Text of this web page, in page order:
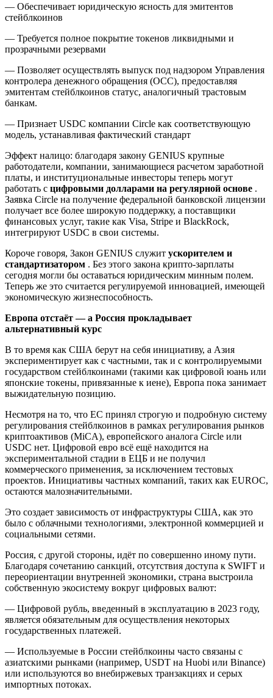
— Обеспечивает юридическую ясность для эмитентов
стейблкоинов
— Требуется полное покрытие токенов ликвидными и
прозрачными резервами
— Позволяет осуществлять выпуск под надзором Управления
контролера денежного обращения (OCC), предоставляя
эмитентам стейблкоинов статус, аналогичный трастовым
банкам.
— Признает USDC компании Circle как соответствующую
модель, устанавливая фактический стандарт
Эффект налицо: благодаря закону GENIUS крупные
работодатели, компании, занимающиеся расчетом заработной
платы, и институциональные инвесторы теперь могут
работать с цифровыми долларами на регулярной основе .
Заявка Circle на получение федеральной банковской лицензии
получает все более широкую поддержку, а поставщики
финансовых услуг, такие как Visa, Stripe и BlackRock,
интегрируют USDC в свои системы.
Короче говоря, Закон GENIUS служит ускорителем и
стандартизатором . Без этого закона крипто-зарплаты
сегодня могли бы оставаться юридическим минным полем.
Теперь же это считается регулируемой инновацией, имеющей
экономическую жизнеспособность.
Европа отстаёт — а Россия прокладывает
альтернативный курс
В то время как США берут на себя инициативу, а Азия
экспериментирует как с частными, так и с контролируемыми
государством стейблкоинами (такими как цифровой юань или
японские токены, привязанные к иене), Европа пока занимает
выжидательную позицию.
Несмотря на то, что ЕС принял строгую и подробную систему
регулирования стейблкоинов в рамках регулирования рынков
криптоактивов (MiCA), европейского аналога Circle или
USDC нет. Цифровой евро всё ещё находится на
экспериментальной стадии в ЕЦБ и не получил
коммерческого применения, за исключением тестовых
проектов. Инициативы частных компаний, таких как EUROC,
остаются малозначительными.
Это создает зависимость от инфраструктуры США, как это
было с облачными технологиями, электронной коммерцией и
социальными сетями.
Россия, с другой стороны, идёт по совершенно иному пути.
Благодаря сочетанию санкций, отсутствия доступа к SWIFT и
переориентации внутренней экономики, страна выстроила
собственную экосистему вокруг цифровых валют:
— Цифровой рубль, введенный в эксплуатацию в 2023 году,
является обязательным для осуществления некоторых
государственных платежей.
— Используемые в России стейблкоины часто связаны с
азиатскими рынками (например, USDT на Huobi или Binance)
или используются во внебиржевых транзакциях и серых
импортных потоках.